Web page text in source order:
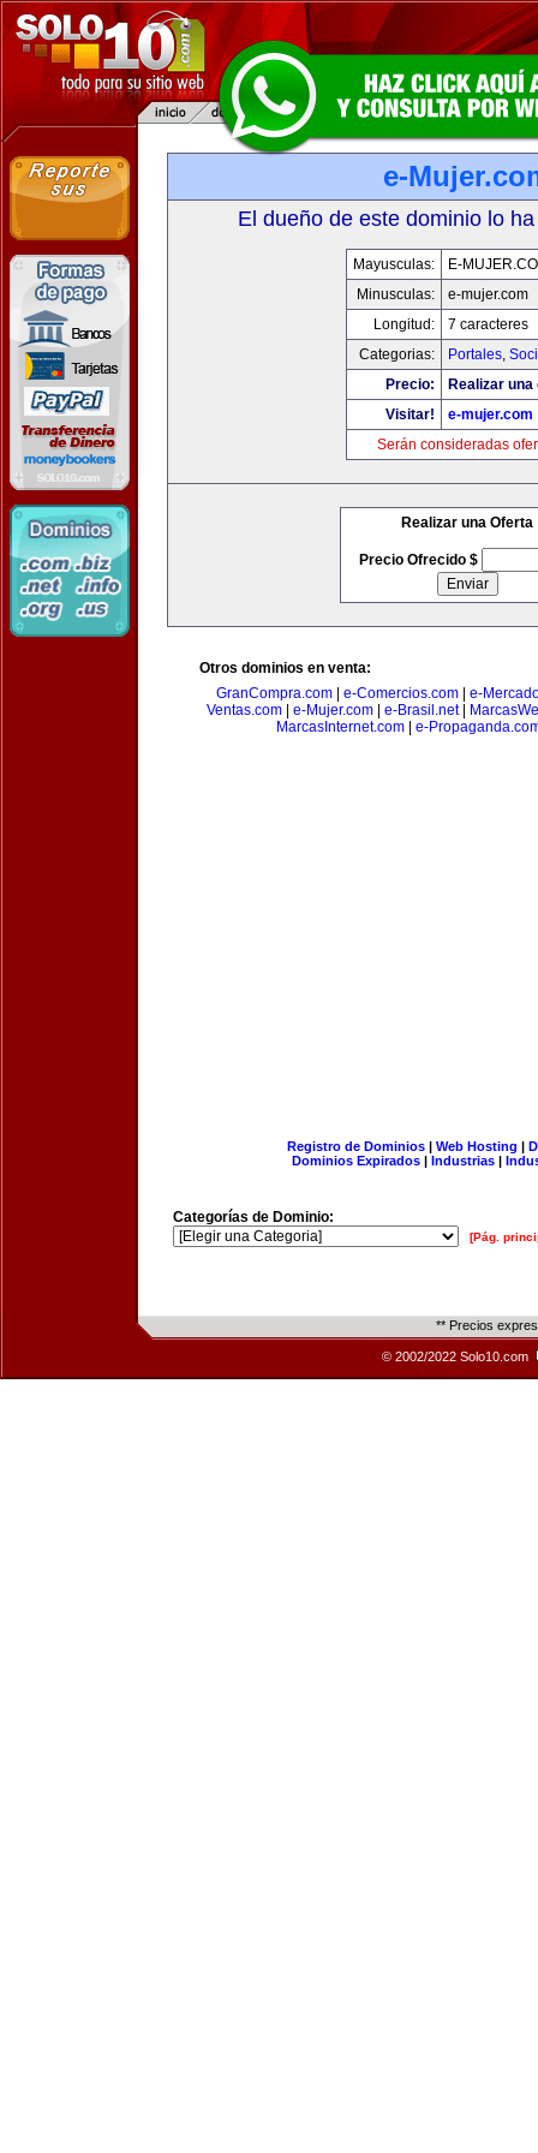
e-
El dueño de este dominio lo
Mayusculas:
E-
Minusculas:
e-mujer.com
Longitud:
7 caracteres
Categorias:
Portales,
Precio:
Realizar
Visitar!
e-mujer.com
Serán consideradas
Realizar una Oferta
Precio Ofrecido $
Otros dominios en venta:
GranCompra.com
e-Comercios.com
e-
Ventas.com| e-Mujer.com| e-Brasil.net|
MarcasInternet.com
e-
Registro de Dominios| Web Hosting |
Dominios Expirados | Industrias |
Categorías de Dominio:
[Pág.
** Precios
© 2002/2022 Solo10.com